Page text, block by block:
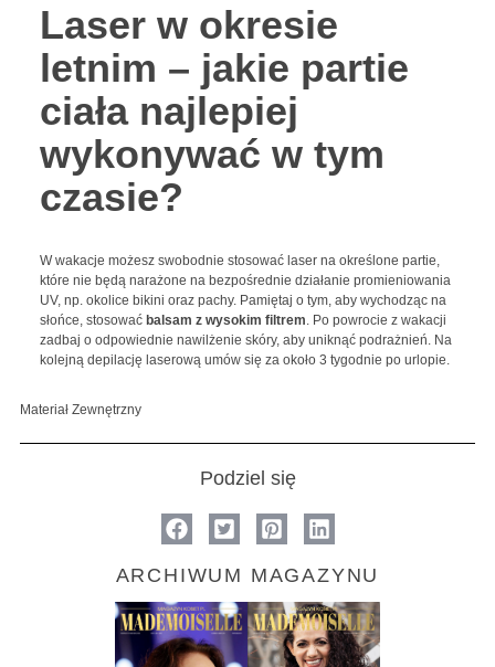
Laser w okresie
letnim – jakie partie
ciała najlepiej
wykonywać w tym
czasie?
W wakacje możesz swobodnie stosować laser na określone partie,
które nie będą narażone na bezpośrednie działanie promieniowania
UV, np. okolice bikini oraz pachy. Pamiętaj o tym, aby wychodząc na
słońce, stosowaćbalsam z wysokim filtrem . Po powrocie z wakacji
zadbaj o odpowiednie nawilżenie skóry, aby uniknąć podrażnień. Na
kolejną depilację laserową umów się za około 3 tygodnie po urlopie.
Materiał Zewnętrzny
Podziel się
ARCHIWUM MAGAZYNU